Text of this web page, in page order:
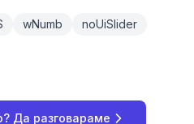
wNumb noUiSlider
Да разговараме